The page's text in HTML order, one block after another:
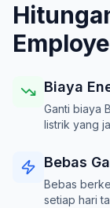
Biaya
Ganti biaya
listrik yang
Bebas
Bebas
setiap hari